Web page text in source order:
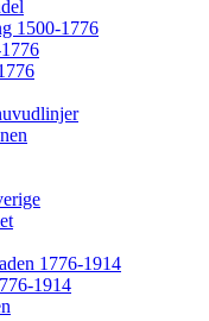
1500-1776
1776-1914
1914